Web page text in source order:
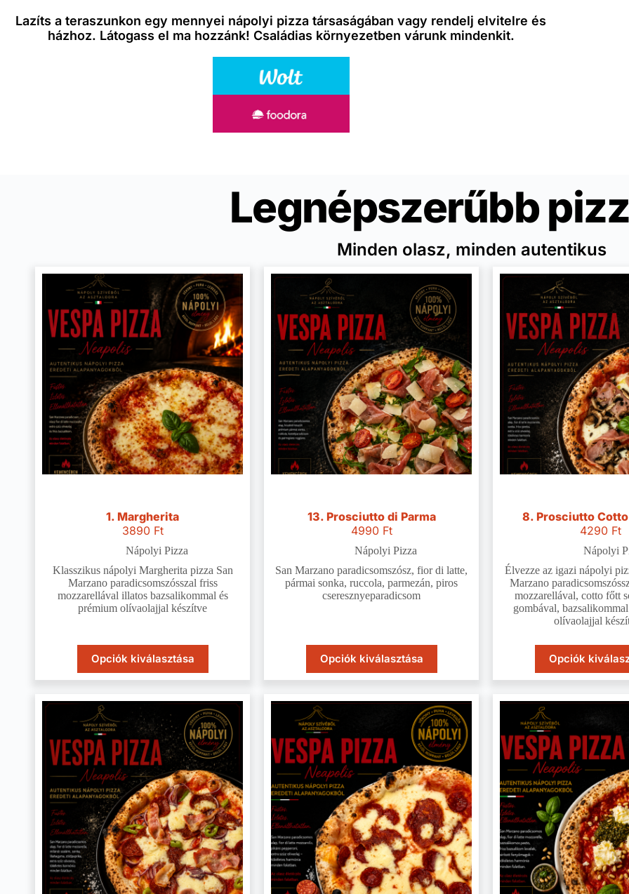
Lazíts a teraszunkon egy mennyei nápolyi pizza társaságában vagy rendelj elvitelre és
házhoz. Látogass el ma hozzánk! Családias környezetben várunk mindenkit.
Legnépszerűbb
Minden olasz, minden autentikus
1. Margherita
3890 Ft
Nápolyi Pizza
Klasszikus nápolyi Margherita pizza San
Marzano paradicsomszósszal friss
mozzarellával illatos bazsalikommal és
prémium olívaolajjal készítve
Opciók kiválasztása
13. Prosciutto di Parma
4990 Ft
Nápolyi Pizza
San Marzano paradicsomszósz, fior di latte,
pármai sonka, ruccola, parmezán, piros
cseresznyeparadicsom
Opciók kiválasztása
8. Prosciutto
4290 Ft
Nápolyi
Élvezze az igazi nápolyi
Marzano
mozzarellával, cotto főtt
gombával,
olívaolajjal
Opciók